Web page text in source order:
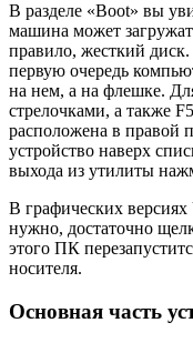
В разделе «Boot» вы
машина может
правило, жесткий
первую очередь
на нем, а на флешке.
стрелочками, а также
расположена в правой
устройство наверх
выхода из утилиты
В графических
нужно, достаточно
этого ПК
носителя.
Основная часть